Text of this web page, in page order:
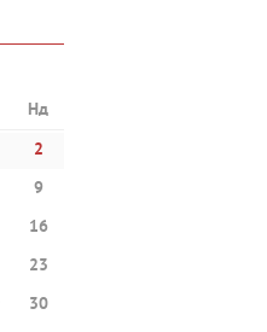
Нд
2
9
16
23
30